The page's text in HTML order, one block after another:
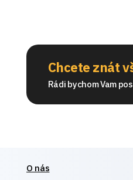
Chcete znát
Rádi bychom Vam
O nás